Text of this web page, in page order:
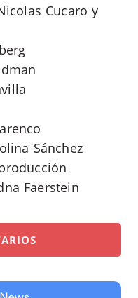
Cucaro y
Sánchez
Faerstein